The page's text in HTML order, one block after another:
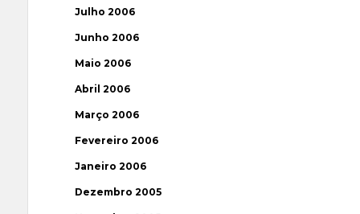
Julho 2006
Junho 2006
Maio 2006
Abril 2006
Março 2006
Fevereiro 2006
Janeiro 2006
Dezembro 2005